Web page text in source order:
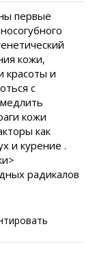
первые
кожи,
красоты и
с
кожи
как
и курение .
радикалов